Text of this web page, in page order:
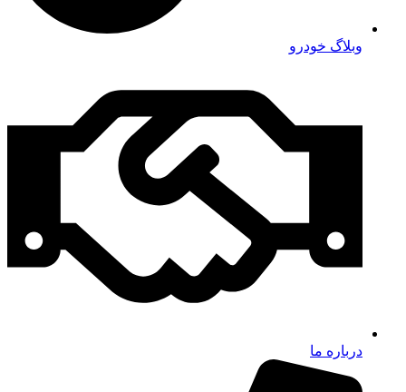
وبلاگ خودرو
درباره ما